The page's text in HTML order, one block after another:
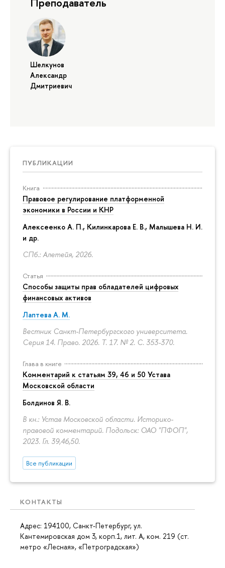
ПУБЛИКАЦИИ
Книга
Правовое регулирование платформенной
экономики в России и КНР
Алексеенко А. П., Килинкарова Е. В., Малышева Н. И.
и др.
СПб.: Алетейя, 2026.
Статья
Способы защиты прав обладателей цифровых
финансовых активов
Лаптева А. М.
Вестник Санкт-Петербургского университета.
Серия 14. Право. 2026. Т. 17. № 2. С. 353-370.
Глава в книге
Комментарий к статьям 39, 46 и 50 Устава
Московской области
Болдинов Я. В.
В кн.: Устав Московской области. Историко-
правовой комментарий. Подольск: ОАО "ПФОП",
2023. Гл. 39,46,50.
Все публикации
КОНТАКТЫ
Адрес: 194100, Санкт-Петербург, ул.
Кантемировская дом 3, корп.1, лит. А, ком. 219 (ст.
метро «Лесная», «Петроградская»)
Преподаватель
Шелкунов
Александр
Дмитриевич